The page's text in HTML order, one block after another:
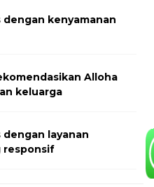
dengan kenyamanan
Alloha
keluarga
dengan layanan
responsif